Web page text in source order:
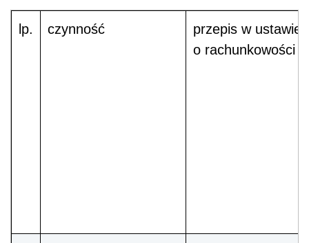
lp. czynność
przepis w ustawie
o rachunkowości